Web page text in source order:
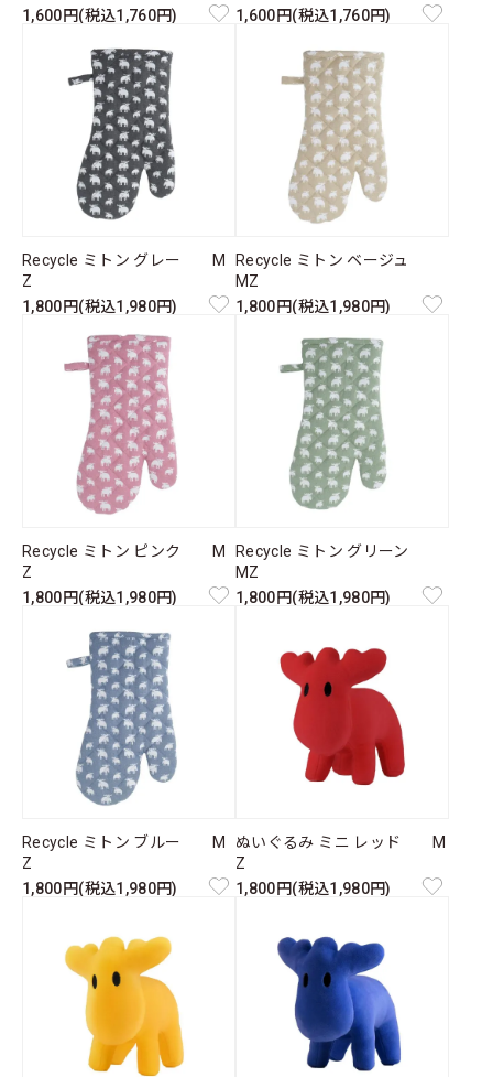
1,600円(税込1,760円)
1,600円(税込1,760円)
Recycle ミトン グレー M
Z
1,800円(税込1,980円)
Recycle ミトン ベージュ
MZ
1,800円(税込1,980円)
Recycle ミトン ピンク M
Z
1,800円(税込1,980円)
Recycle ミトン グリーン
MZ
1,800円(税込1,980円)
Recycle ミトン ブルー M
Z
1,800円(税込1,980円)
ぬいぐるみ ミニ レッド M
Z
1,800円(税込1,980円)